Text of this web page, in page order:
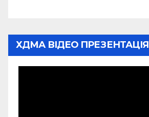
ХДМА ВІДЕО ПРЕЗЕНТАЦІЯ